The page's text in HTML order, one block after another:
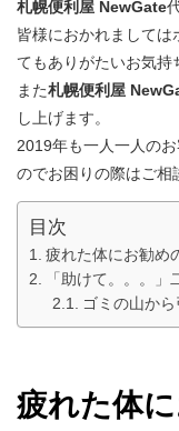
札幌便利屋 NewGate
皆様におかれましては
てもありがたいお気持
また札幌便利屋
し上げます。
2019年も一人一人の
のでお困りの際はご相
目次
疲れた体にお勧め
「助けて。。。
ゴミの山か
疲れた体